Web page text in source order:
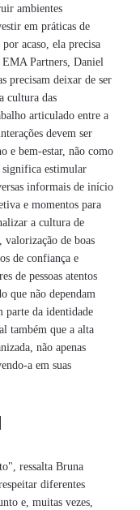
ambientes
em práticas de
acaso, ela precisa
Partners, Daniel
precisam deixar de ser
cultura das
articulado entre a
devem ser
e bem-estar, não como
significa estimular
informais de início
e momentos para
a cultura de
valorização de boas
de confiança e
de pessoas atentos
que não dependam
parte da identidade
também que a alta
não apenas
a em suas
ressalta Bruna
diferentes
e, muitas vezes,